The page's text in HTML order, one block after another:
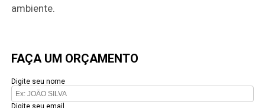
ambiente.
FAÇA UM ORÇAMENTO
Digite seu nome
Digite seu email